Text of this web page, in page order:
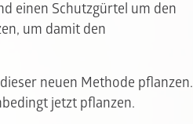
einen Schutzgürtel um den
um damit den
neuen Methode pflanzen.
jetzt pflanzen.